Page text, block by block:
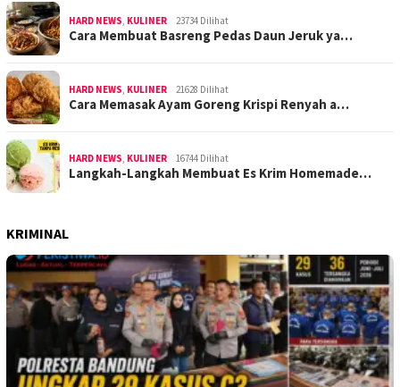
HARD NEWS, KULINER 23734 Dilihat
Cara Membuat Basreng Pedas Daun Jeruk ya…
HARD NEWS, KULINER 21628 Dilihat
Cara Memasak Ayam Goreng Krispi Renyah a…
HARD NEWS, KULINER 16744 Dilihat
Langkah-Langkah Membuat Es Krim Homemade…
KRIMINAL